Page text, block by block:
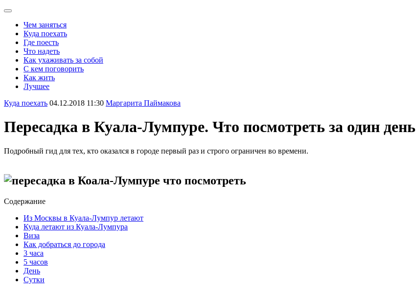
Чем заняться
Куда поехать
Где поесть
Что надеть
Как ухаживать за собой
С кем поговорить
Как жить
Лучшее
Куда поехать 04.12.2018 11:30 Маргарита Паймакова
Пересадка в Куала-Лумпуре. Что посмотреть за один день
Подробный гид для тех, кто оказался в городе первый раз и строго ограничен во времени.
Содержание
Из Москвы в Куала-Лумпур летают
Куда летают из Куала-Лумпура
Виза
Как добраться до города
3 часа
5 часов
День
Сутки